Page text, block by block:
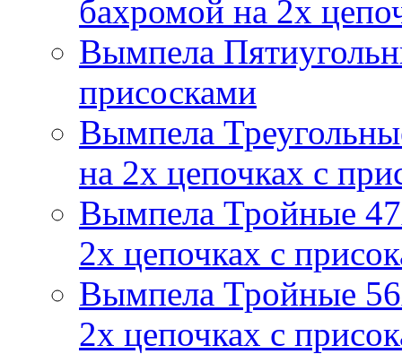
бахромой на 2х
Вымпела
присосками
Вымпела
на 2х цепочках с
Вымпела Тройные
2х цепочках с
Вымпела Тройные
2х цепочках с